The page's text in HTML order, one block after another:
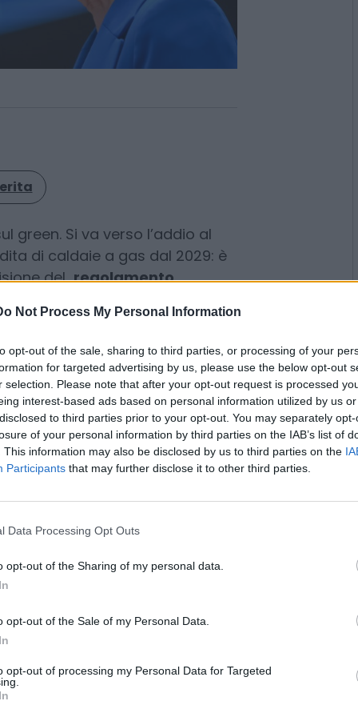
Not Process My Personal Information
opt-out of the sale, sharing to third parties, or processing of your
for targeted advertising by us, please use the below opt-out
selection. Please note that after your opt-out request is processed
interest-based ads based on personal information utilized by us
to third parties prior to your opt-out. You may separately
of your personal information by third parties on the IAB’s list of
This information may also be disclosed by us to third parties on the
Participants that may further disclose it to other third parties.
Data Processing Opt Outs
opt-out of the Sharing of my personal data.
opt-out of the Sale of my Personal Data.
opt-out of processing my Personal Data for Targeted
green. Si va verso l’addio al
di caldaie a gas dal 2029: è
delregolamento
che disciplina gli standard di
immessi sul mercato
versione, addio al limite
. Nella vecchia bozza, questo
molto alto in modo
tipologia di caldaia e
elettriche.
invece è stata ritoccata
anche le tradizionali
si chiuderà nelle prossime
all’inizio del 2026.